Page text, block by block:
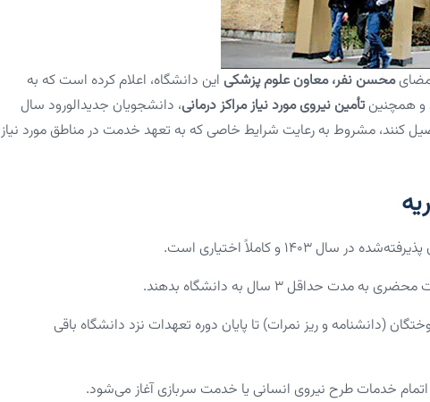
محسن نفر، معاون علوم پزشکی این دانشگاه، اعلام کرده است که به
و همچنین تأمین نیروی مورد نیاز مراکز درمانی، دانشجویان جدیدالورود سال
کنند، مشروط به رعایت شرایط خاصی که به تعهد خدمت در مناطق مورد نیاز
۱۴۰۳ و کاملاً اختیاری است.
حداقل ۳ سال به دانشگاه بدهند.
(دانشنامه و ریز نمرات) تا پایان دوره تعهدات نزد دانشگاه باقی
خدمات طرح نیروی انسانی یا خدمت سربازی آغاز می‌شود.